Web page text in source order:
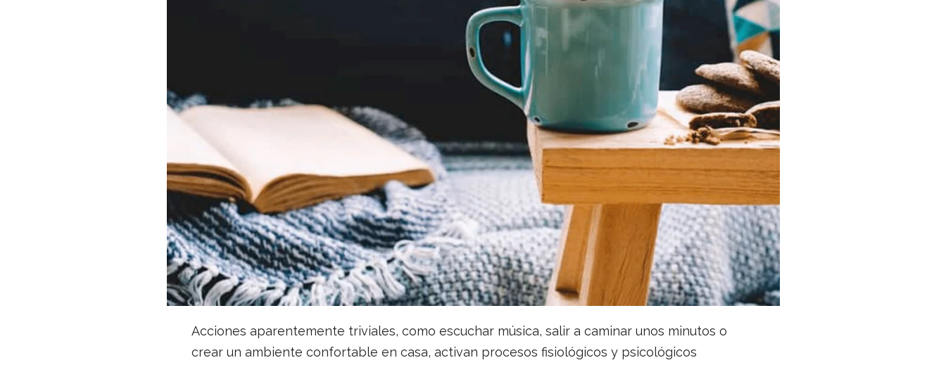
Acciones aparentemente triviales, como escuchar música, salir a caminar unos minutos o
crear un ambiente confortable en casa, activan procesos fisiológicos y psicológicos